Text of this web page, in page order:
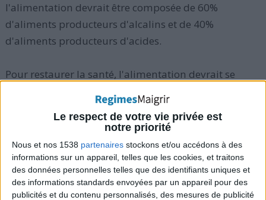
Le respect de votre vie privée est
notre priorité
Nous et nos 1538 partenaires stockons et/ou accédons à des
informations sur un appareil, telles que les cookies, et traitons
des données personnelles telles que des identifiants uniques et
des informations standards envoyées par un appareil pour des
publicités et du contenu personnalisés, des mesures de publicité
l'alimentation devrait être composée de 60%
d'aliments producteurs d'alcalins et de 40%
d'aliments producteurs d'acides.
Pour restaurer la santé, l'alimentation devrait se
de 20% d'aliments formant des acides.
En général, les aliments producteurs d'alcalins
comprennent :la plupart des fruits, les légumes
verts, les pois, les haricots, les lentilles, les épices, les
herbes et assaisonnements, les graines et noix.